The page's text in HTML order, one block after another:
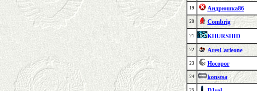
19 Андрюшка86
20 Combrig
21 KHURSHID
22 AresCarleone
23 Носорог
24 konstsa
25